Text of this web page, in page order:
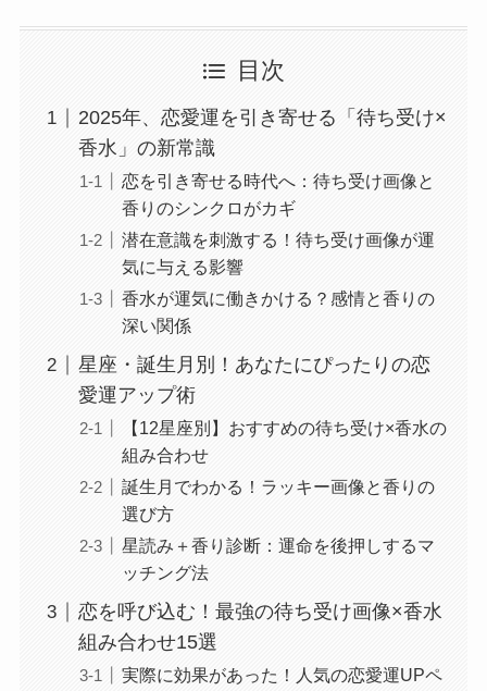
目次
2025年、恋愛運を引き寄せる「待ち受け×
香水」の新常識
恋を引き寄せる時代へ：待ち受け画像と
香りのシンクロがカギ
潜在意識を刺激する！待ち受け画像が運
気に与える影響
香水が運気に働きかける？感情と香りの
深い関係
星座・誕生月別！あなたにぴったりの恋
愛運アップ術
【12星座別】おすすめの待ち受け×香水の
組み合わせ
誕生月でわかる！ラッキー画像と香りの
選び方
星読み＋香り診断：運命を後押しするマ
ッチング法
恋を呼び込む！最強の待ち受け画像×香水
組み合わせ15選
実際に効果があった！人気の恋愛運UPペ